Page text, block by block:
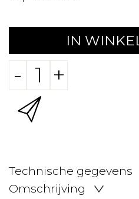
IN
- +
Technische gegevens
Omschrijving